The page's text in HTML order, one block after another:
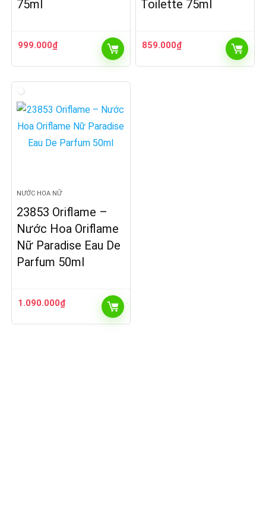
75ml
999.000₫
Toilette 75ml
859.000₫
NƯỚC HOA NỮ
23853 Oriflame –
Nước Hoa Oriflame
Nữ Paradise Eau De
Parfum 50ml
1.090.000₫